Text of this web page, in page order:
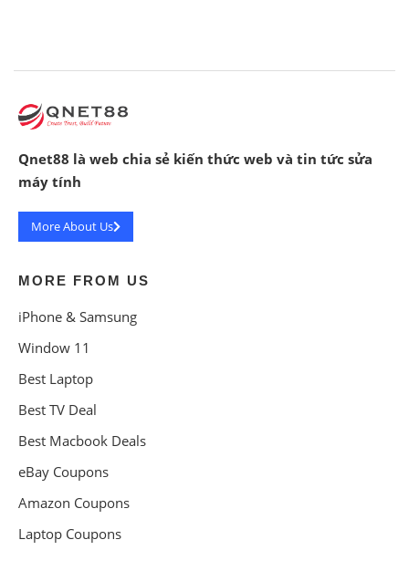
Qnet88 là web chia sẻ kiến thức web và tin tức sửa
máy tính
More About Us
MORE FROM US
iPhone & Samsung
Window 11
Best Laptop
Best TV Deal
Best Macbook Deals
eBay Coupons
Amazon Coupons
Laptop Coupons